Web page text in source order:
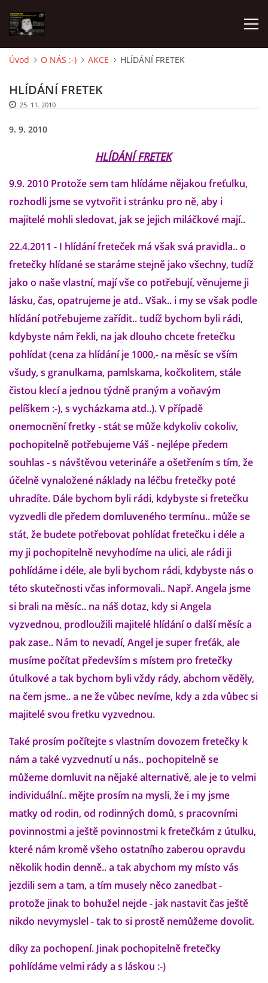
FRETKY V ÚTULKU
V PÉČI
VIRTUÁLNÍ ADOPCE
V NOVÝCH DOMOVECH
DFD - DOMOV FRETČÍCH DŮCHODCŮ
PODMÍNKY PŘEVZETÍ FRETKY.
O FRETCE
PÉČE O FRETKU
CHCI SI POŘÍDIT FRETKU
VÝCHOVA FRETKY
NEMOCI FRETEK
JAK FRETKA BYDLÍ
CESTOVÁNÍ S FRETKOU
JEDNA ČÍ VÍCE FRETEK?
KASTRACE
STRAVA
PODPORA
E - S H O P
O NÁS :-)
VÝROČNÍ ZPRÁVY
Úvod O NÁS :-) AKCE HLÍDÁNÍ FRETEK
HLÍDÁNÍ FRETEK
25. 11. 2010
9. 9. 2010
HLÍDÁNÍ FRETEK
9.9. 2010 Protože sem tam hlídáme nějakou freťulku,
rozhodli jsme se vytvořit i stránku pro ně, aby i
majitelé mohli sledovat, jak se jejich miláčkové mají..
22.4.2011 - I hlídání freteček má však svá pravidla.. o
fretečky hlídané se staráme stejně jako všechny, tudíž
jako o naše vlastní, mají vše co potřebují, věnujeme ji
lásku, čas, opatrujeme je atd.. Však.. i my se však podle
hlídání potřebujeme zařídit.. tudíž bychom byli rádi,
kdybyste nám řekli, na jak dlouho chcete fretečku
pohlídat (cena za hlídání je 1000,- na měsíc se vším
všudy, s granulkama, pamlskama, kočkolitem, stále
čistou klecí a jednou týdně praným a voňavým
pelíškem :-), s vycházkama atd..). V případě
onemocnění fretky - stát se může kdykoliv cokoliv,
pochopitelně potřebujeme Váš - nejlépe předem
souhlas - s návštěvou veterináře a ošetřením s tím, že
účelně vynaložené náklady na léčbu fretečky poté
uhradíte. Dále bychom byli rádi, kdybyste si fretečku
vyzvedli dle předem domluveného termínu.. může se
stát, že budete potřebovat pohlídat fretečku i déle a
my ji pochopitelně nevyhodíme na ulici, ale rádi ji
pohlídáme i déle, ale byli bychom rádi, kdybyste nás o
této skutečnosti včas informovali.. Např. Angela jsme
si brali na měsíc.. na náš dotaz, kdy si Angela
vyzvednou, prodloužili majitelé hlídání o další měsíc a
pak zase.. Nám to nevadí, Angel je super freťák, ale
musíme počítat především s místem pro fretečky
útulkové a tak bychom byli vždy rády, abchom věděly,
na čem jsme.. a ne že vůbec nevíme, kdy a zda vůbec si
majitelé svou fretku vyzvednou.
Také prosím počítejte s vlastním dovozem fretečky k
nám a také vyzvednutí u nás.. pochopitelně se
můžeme domluvit na nějaké alternativě, ale je to velmi
individuální.. mějte prosím na mysli, že i my jsme
matky od rodin, od rodinných domů, s pracovními
povinnostmi a ještě povinnostmi k fretečkám z útulku,
které nám kromě všeho ostatního zaberou opravdu
několik hodin denně.. a tak abychom my místo vás
jezdili sem a tam, a tím musely něco zanedbat -
protože jinak to bohužel nejde - jak nastavit čas ještě
nikdo nevymyslel - tak to si prostě nemůžeme dovolit.
díky za pochopení. Jinak pochopitelně fretečky
pohlídáme velmi rády a s láskou :-)